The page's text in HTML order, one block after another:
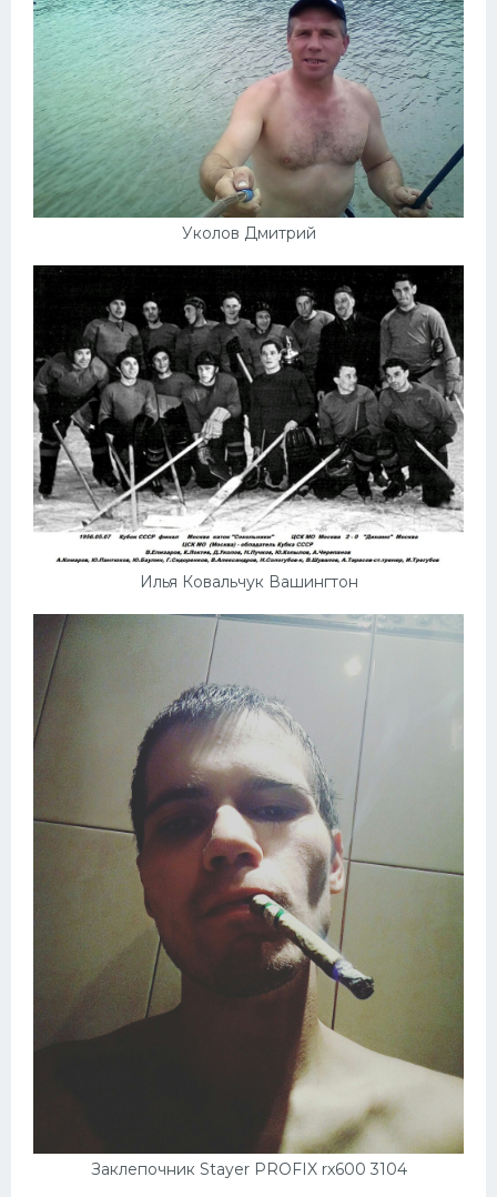
Уколов Дмитрий
Илья Ковальчук Вашингтон
Заклепочник Stayer PROFIX rx600 3104